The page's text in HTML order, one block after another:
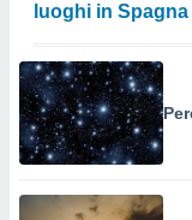
luoghi in